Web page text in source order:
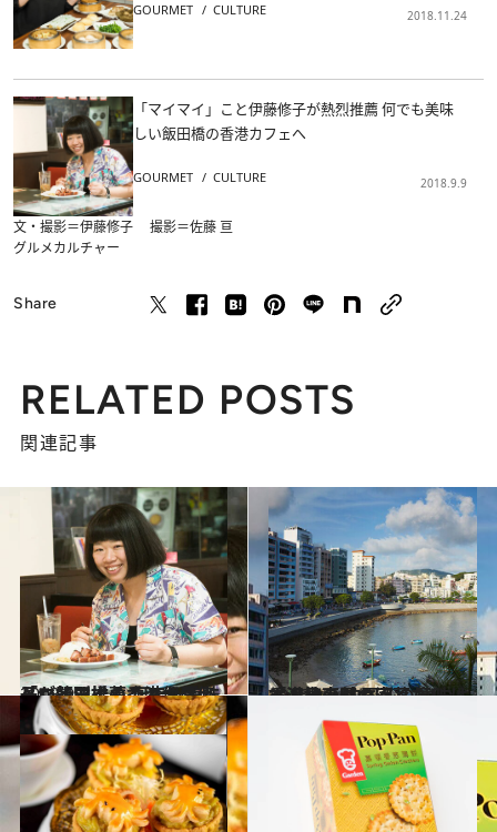
GOURMET CULTURE 2018.11.24
「マイマイ」こと伊藤修子が熱烈推薦 何でも美味
しい飯田橋の香港カフェへ
GOURMET CULTURE 2018.9.9
文・撮影＝伊藤修子 撮影＝佐藤 亘
グルメカルチャー
Share
RELATED POSTS
関連記事
2018.9.9
「マイマイ」こと伊藤修子が熱烈推薦 何でも美味しい飯田橋の香港カフェへ
グルメ 2016.9.5
香港島南部の洒落たリゾート地の 中国名の意味は「泥棒の隠れ家」？
旅＆お出かけ